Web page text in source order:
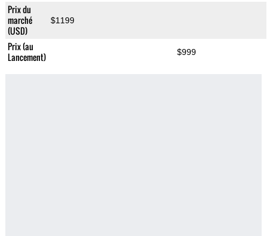
Prix du
marché
(USD)
$1199
Prix (au
Lancement)
$999